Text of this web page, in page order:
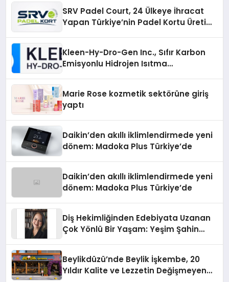
SRV Padel Court, 24 Ülkeye İhracat
Yapan Türkiye’nin Padel Kortu Üretim
Kleen-Hy-Dro-Gen Inc., Sıfır Karbon
Emisyonlu Hidrojen Isıtma
Marie Rose kozmetik sektörüne giriş
yaptı
Daikin’den akıllı iklimlendirmede yeni
dönem: Madoka Plus Türkiye’de
Daikin’den akıllı iklimlendirmede yeni
dönem: Madoka Plus Türkiye’de
Diş Hekimliğinden Edebiyata Uzanan
Çok Yönlü Bir Yaşam: Yeşim Şahin
Beylikdüzü’nde Beylik İşkembe, 20
Yıldır Kalite ve Lezzetin Değişmeyen